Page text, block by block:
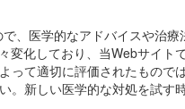
、医学的なアドバイスや治
変化しており、当Webサイト
って適切に評価されたもので
。新しい医学的な対処を試す